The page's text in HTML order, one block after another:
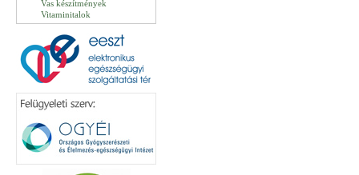
Vas készítmények
Vitaminitalok